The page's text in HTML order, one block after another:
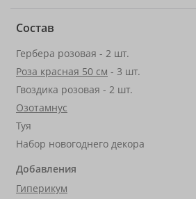
Состав
Гербера розовая - 2 шт.
Роза красная 50 см - 3 шт.
Гвоздика розовая - 2 шт.
Озотамнус
Туя
Набор новогоднего декора
Добавления
Гиперикум